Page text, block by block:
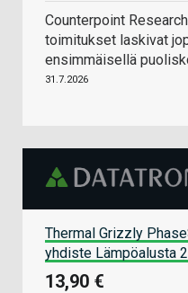
Counterpoint
toimitukset laskivat
ensimmäisellä
31.7.2026
Thermal Grizzly
yhdiste Lämpöalusta
13,90 €